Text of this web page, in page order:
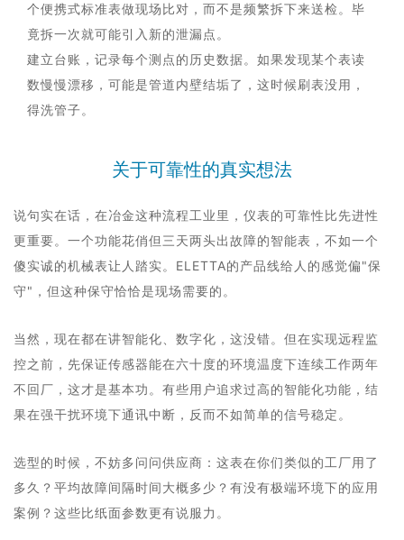
个便携式标准表做现场比对，而不是频繁拆下来送检。毕
竟拆一次就可能引入新的泄漏点。
建立台账，记录每个测点的历史数据。如果发现某个表读
数慢慢漂移，可能是管道内壁结垢了，这时候刷表没用，
得洗管子。
关于可靠性的真实想法
说句实在话，在冶金这种流程工业里，仪表的可靠性比先进性
更重要。一个功能花俏但三天两头出故障的智能表，不如一个
傻实诚的机械表让人踏实。ELETTA的产品线给人的感觉偏"保
守"，但这种保守恰恰是现场需要的。
当然，现在都在讲智能化、数字化，这没错。但在实现远程监
控之前，先保证传感器能在六十度的环境温度下连续工作两年
不回厂，这才是基本功。有些用户追求过高的智能化功能，结
果在强干扰环境下通讯中断，反而不如简单的信号稳定。
选型的时候，不妨多问问供应商：这表在你们类似的工厂用了
多久？平均故障间隔时间大概多少？有没有极端环境下的应用
案例？这些比纸面参数更有说服力。